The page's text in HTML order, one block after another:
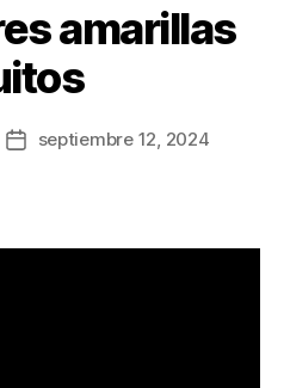
amarillas
Postseptiembre 12, 2024